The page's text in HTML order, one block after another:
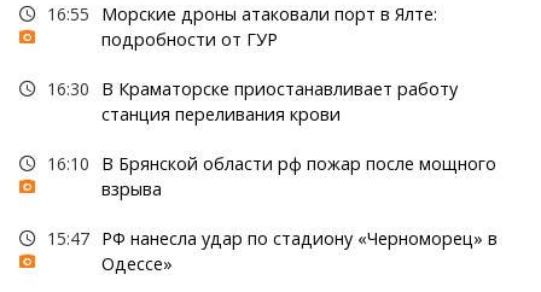
16:55
Морские дроны атаковали порт в Ялте:
подробности от ГУР
16:30
В Краматорске приостанавливает работу
станция переливания крови
16:10
В Брянской области рф пожар после мощного
взрыва
15:47 РФ нанесла удар по стадиону «Черноморец» в
Одессе»